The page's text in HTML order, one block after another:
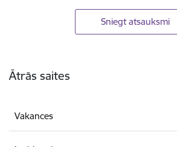
Sniegt atsauksmi
Ātrās saites
Vakances